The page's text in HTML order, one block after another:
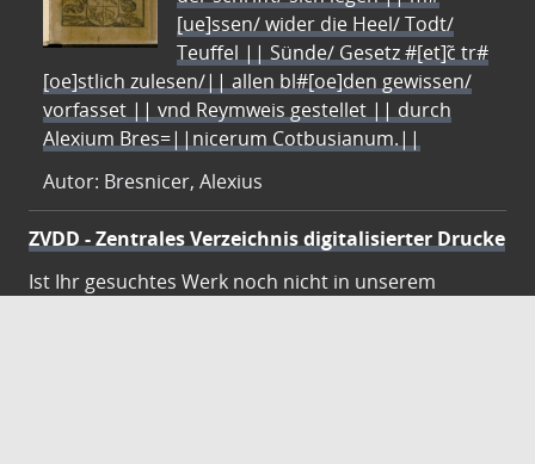
[ue]ssen/ wider die Heel/ Todt/
Teuffel || Sünde/ Gesetz #[et]c̃ tr#
[oe]stlich zulesen/|| allen bl#[oe]den gewissen/
vorfasset || vnd Reymweis gestellet || durch
Alexium Bres=||nicerum Cotbusianum.||
Autor: Bresnicer, Alexius
ZVDD - Zentrales Verzeichnis digitalisierter Drucke
Ist Ihr gesuchtes Werk noch nicht in unserem